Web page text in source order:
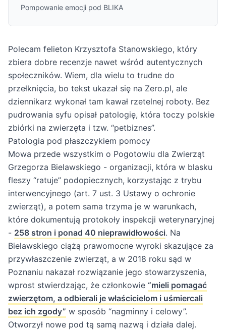
Pompowanie emocji pod BLIKA
Polecam felieton Krzysztofa Stanowskiego, który
zbiera dobre recenzje nawet wśród autentycznych
społeczników. Wiem, dla wielu to trudne do
przełknięcia, bo tekst ukazał się na Zero.pl, ale
dziennikarz wykonał tam kawał rzetelnej roboty. Bez
pudrowania syfu opisał patologię, która toczy polskie
zbiórki na zwierzęta i tzw. “petbiznes”.
Patologia pod płaszczykiem pomocy
Mowa przede wszystkim o Pogotowiu dla Zwierząt
Grzegorza Bielawskiego - organizacji, która w blasku
fleszy “ratuje” podopiecznych, korzystając z trybu
interwencyjnego (art. 7 ust. 3 Ustawy o ochronie
zwierząt), a potem sama trzyma je w warunkach,
które dokumentują protokoły inspekcji weterynaryjnej
- 258 stron i ponad 40 nieprawidłowości. Na
Bielawskiego ciążą prawomocne wyroki skazujące za
przywłaszczenie zwierząt, a w 2018 roku sąd w
Poznaniu nakazał rozwiązanie jego stowarzyszenia,
wprost stwierdzając, że członkowie “mieli pomagać
zwierzętom, a odbierali je właścicielom i uśmiercali
bez ich zgody” w sposób “nagminny i celowy”.
Otworzył nowe pod tą samą nazwą i działa dalej.